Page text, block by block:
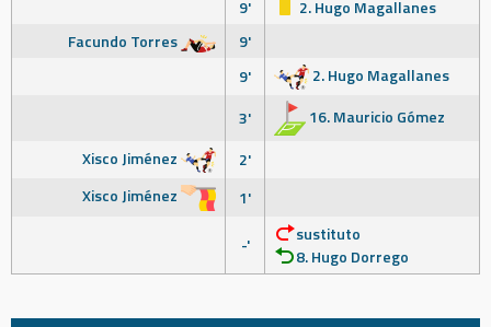
9'
2. Hugo Magallanes
Facundo Torres
9'
9'
2. Hugo Magallanes
3'
16. Mauricio Gómez
Xisco Jiménez
2'
Xisco Jiménez
1'
-'
sustituto
8. Hugo Dorrego